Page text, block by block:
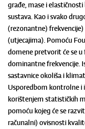
građe, mase i
sustava. Kao i svako
(rezonantne)
(utjecajima). Pomoću
domene pretvorit će se
dominantne frekvencije.
sastavnice okoliša i
Usporedbom kontrolne i
korištenjem statističkih
pomoću kojeg će se
računalni) ovisnosti